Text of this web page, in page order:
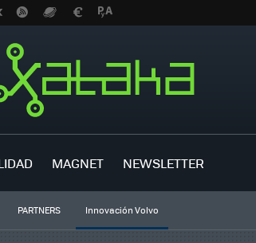
MAGNET NEWSLETTER
PARTNERS Innovación Volvo